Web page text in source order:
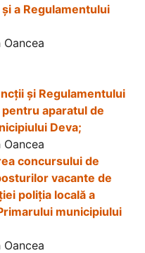
a Regulamentului
și Regulamentului
aparatul de
Deva;
concursului de
vacante de
poliția locală a
municipiului